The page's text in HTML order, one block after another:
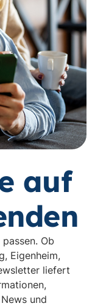
auf
Ob
Eigenheim,
liefert
und